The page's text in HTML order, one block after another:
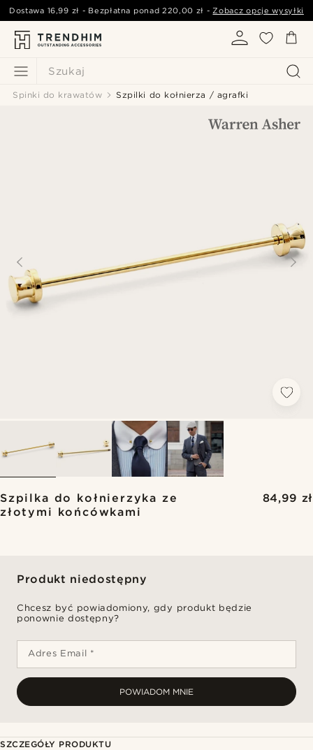
Szukaj
Dostawa 16,99 zł - Bezpłatna ponad220,00 zł -Zobacz opcje wysyłki
Spinki do krawatów Szpilki do kołnierza / agrafki
Szpilka do kołnierzyka ze
złotymi końcówkami
84,99 zł
Produkt niedostępny
Chcesz być powiadomiony, gdy produkt będzie
ponownie dostępny?
Adres Email *
POWIADOM MNIE
SZCZEGÓŁY PRODUKTU